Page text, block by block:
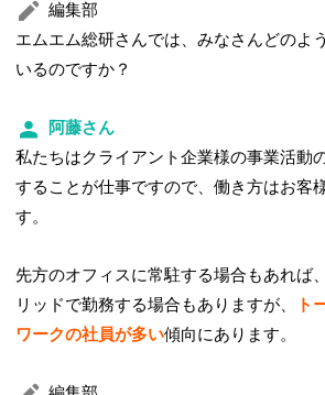
編集部
エムエム総研さんでは、みなさんどのよ
いるのですか？
阿藤さん
私たちはクライアント企業様の事業活動
することが仕事ですので、働き方はお客
す。
先方のオフィスに常駐する場合もあれば
リッドで勤務する場合もありますが、
ト
ワークの社員が多い傾向にあります。